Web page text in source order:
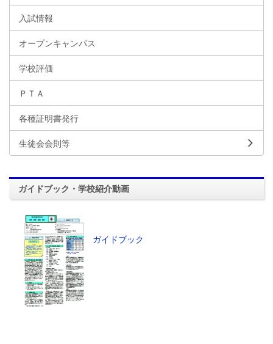
入試情報
オープンキャンパス
学校評価
ＰＴＡ
各種証明書発行
生徒会会則等
ガイドブック・学校紹介動画
ガイドブック